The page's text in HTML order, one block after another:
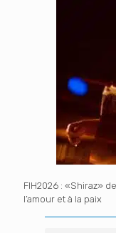
FIH2026 : «Shiraz»
l’amour et à la paix